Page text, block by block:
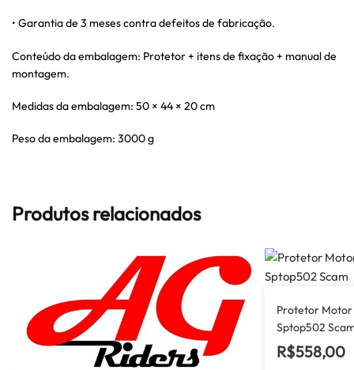
• Garantia de 3 meses contra defeitos de fabricação.
Conteúdo da embalagem: Protetor + itens de fixação + manual de
montagem.
Medidas da embalagem: 50 × 44 × 20 cm
Peso da embalagem: 3000 g
Produtos relacionados
Protetor Motor
Sptop502
R$558,00